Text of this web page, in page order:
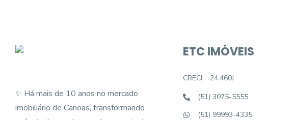
✨ Há mais de 10 anos no mercado
imobiliário de Canoas, transformando
ETC IMÓVEIS
CRECI
24.460J
(51) 3075-5555
(51) 99993-4335